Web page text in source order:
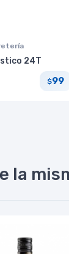
24T
$99
la